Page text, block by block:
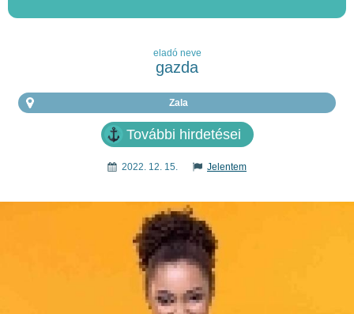
eladó neve
gazda
Zala
További hirdetései
2022. 12. 15. Jelentem